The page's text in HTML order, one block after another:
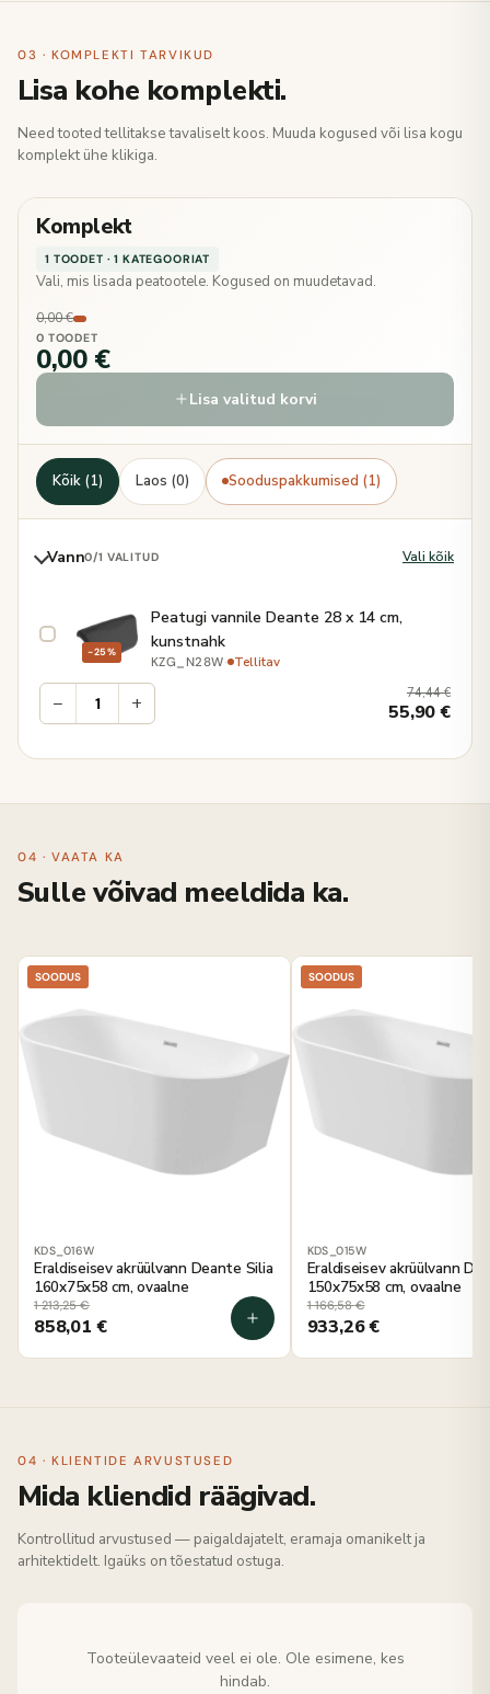
03 · KOMPLEKTI TARVIKUD
Lisa kohe komplekti.
Need tooted tellitakse tavaliselt koos. Muuda kogused või lisa kogu
komplekt ühe klikiga.
Komplekt
1 TOODET · 1 KATEGOORIAT
Vali, mis lisada peatootele. Kogused on muudetavad.
0,00 €
0 TOODET
0,00 €
Lisa valitud korvi
Kõik (1) Laos (0) Sooduspakkumised (1)
Vann0/1 VALITUD Vali kõik
−25%
Peatugi vannile Deante 28 x 14 cm,
kunstnahk
KZG_N28W· Tellitav
− + 74,44€
55,90€
04 · VAATA KA
Sulle võivad meeldida ka.
SOODUS
KDS_016W
Eraldiseisev akrüülvann Deante Silia
160x75x58 cm, ovaalne
1 213,25€
858,01 €
SOODUS
KDS_015W
Eraldiseisev akrüülvann
150x75x58 cm, ovaalne
1 166,58€
933,26€
04 · KLIENTIDE ARVUSTUSED
Mida kliendid räägivad.
Kontrollitud arvustused — paigaldajatelt, eramaja omanikelt ja
arhitektidelt. Igaüks on tõestatud ostuga.
Tooteülevaateid veel ei ole. Ole esimene, kes
hindab.